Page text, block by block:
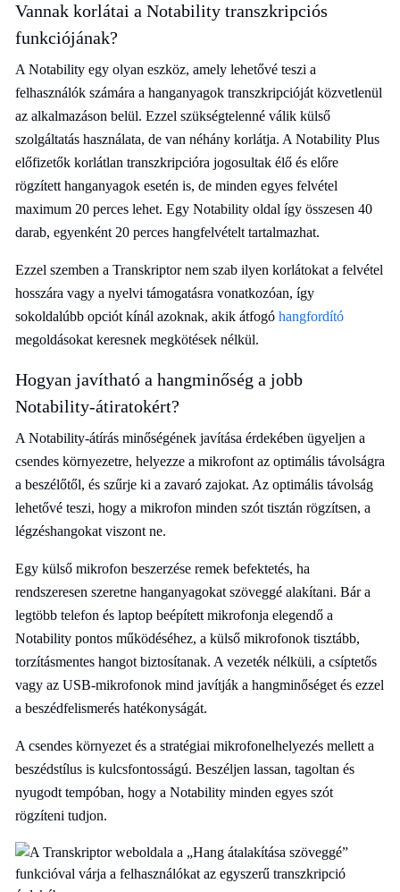
Vannak korlátai a Notability transzkripciós
funkciójának?
A Notability egy olyan eszköz, amely lehetővé teszi a
felhasználók számára a hanganyagok transzkripcióját közvetlenül
az alkalmazáson belül. Ezzel szükségtelenné válik külső
szolgáltatás használata, de van néhány korlátja. A Notability Plus
előfizetők korlátlan transzkripcióra jogosultak élő és előre
rögzített hanganyagok esetén is, de minden egyes felvétel
maximum 20 perces lehet. Egy Notability oldal így összesen 40
darab, egyenként 20 perces hangfelvételt tartalmazhat.
Ezzel szemben a Transkriptor nem szab ilyen korlátokat a felvétel
hosszára vagy a nyelvi támogatásra vonatkozóan, így
sokoldalúbb opciót kínál azoknak, akik átfogó hangfordító
megoldásokat keresnek megkötések nélkül.
Hogyan javítható a hangminőség a jobb
Notability-átiratokért?
A Notability-átírás minőségének javítása érdekében ügyeljen a
csendes környezetre, helyezze a mikrofont az optimális távolságra
a beszélőtől, és szűrje ki a zavaró zajokat. Az optimális távolság
lehetővé teszi, hogy a mikrofon minden szót tisztán rögzítsen, a
légzéshangokat viszont ne.
Egy külső mikrofon beszerzése remek befektetés, ha
rendszeresen szeretne hanganyagokat szöveggé alakítani. Bár a
legtöbb telefon és laptop beépített mikrofonja elegendő a
Notability pontos működéséhez, a külső mikrofonok tisztább,
torzításmentes hangot biztosítanak. A vezeték nélküli, a csíptetős
vagy az USB-mikrofonok mind javítják a hangminőséget és ezzel
a beszédfelismerés hatékonyságát.
A csendes környezet és a stratégiai mikrofonelhelyezés mellett a
beszédstílus is kulcsfontosságú. Beszéljen lassan, tagoltan és
nyugodt tempóban, hogy a Notability minden egyes szót
rögzíteni tudjon.